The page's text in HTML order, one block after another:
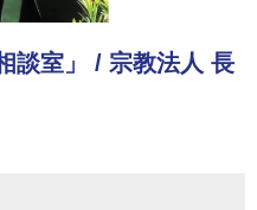
談室」 / 宗教法人 長